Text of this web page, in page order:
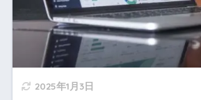
2025年1月3日